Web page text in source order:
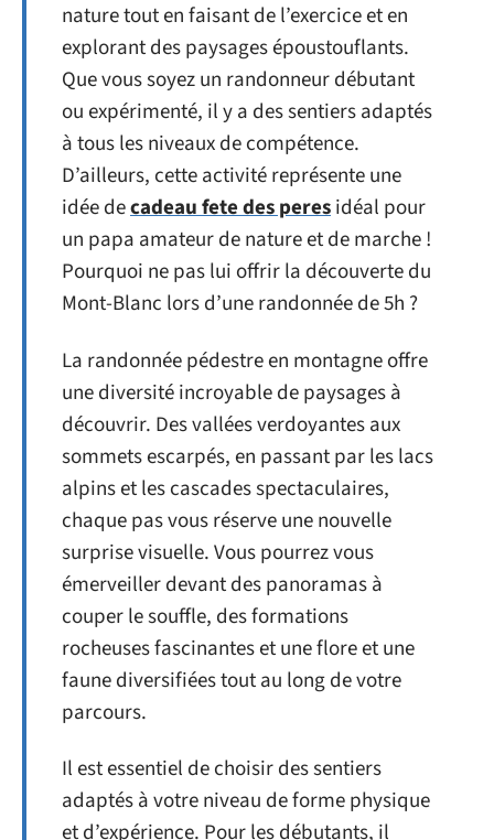
nature tout en faisant de l’exercice et en
explorant des paysages époustouflants.
Que vous soyez un randonneur débutant
ou expérimenté, il y a des sentiers adaptés
à tous les niveaux de compétence.
D’ailleurs, cette activité représente une
idée decadeau fete des peresidéal pour
un papa amateur de nature et de marche !
Pourquoi ne pas lui offrir la découverte du
Mont-Blanc lors d’une randonnée de 5h ?
La randonnée pédestre en montagne offre
une diversité incroyable de paysages à
découvrir. Des vallées verdoyantes aux
sommets escarpés, en passant par les lacs
alpins et les cascades spectaculaires,
chaque pas vous réserve une nouvelle
surprise visuelle. Vous pourrez vous
émerveiller devant des panoramas à
couper le souffle, des formations
rocheuses fascinantes et une flore et une
faune diversifiées tout au long de votre
parcours.
Il est essentiel de choisir des sentiers
adaptés à votre niveau de forme physique
et d’expérience. Pour les débutants, il